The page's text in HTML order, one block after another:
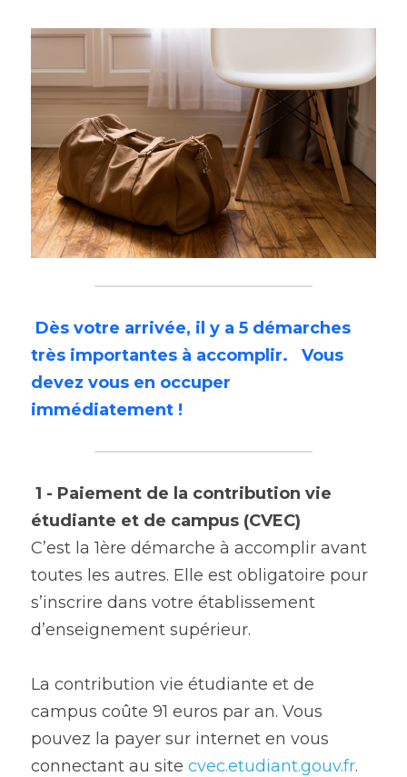
Dès votre arrivée, il y a 5 démarches
très importantes à accomplir.
Vous
devez vous en occuper
immédiatement !
1 - Paiement de la contribution vie
étudiante et de campus (CVEC)
C’est la 1ère démarche à accomplir avant
toutes les autres. Elle est obligatoire pour
s’inscrire dans votre établissement
d’enseignement supérieur.
La contribution vie étudiante et de
campus coûte 91 euros par an. Vous
pouvez la payer sur internet en vous
connectant au site cvec.etudiant.gouv.fr.